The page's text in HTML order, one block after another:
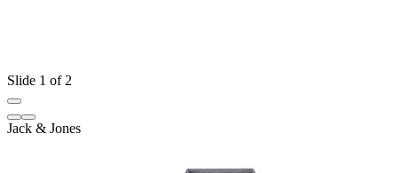
Slide 1 of 2
Jack & Jones